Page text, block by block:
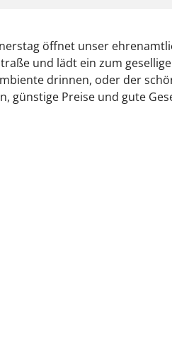
öffnet unser
und lädt ein zum
drinnen, oder der
günstige Preise und gute